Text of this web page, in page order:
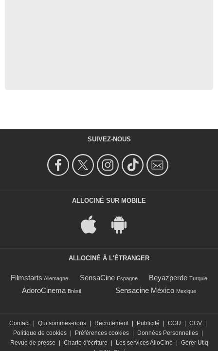
SUIVEZ-NOUS
ALLOCINÉ SUR MOBILE
ALLOCINÉ À L'ÉTRANGER
Filmstarts Allemagne SensaCine Espagne Beyazperde Turquie
AdoroCinema Brésil Sensacine México Mexique
Contact Qui sommes-nous Recrutement Publicité CGU CGV
Politique de cookies
Préférences cookies Données Personnelles
Revue de presse
Charte d'écriture Les services AlloCiné
Gérer Utiq